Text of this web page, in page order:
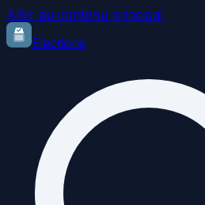
Aller au contenu principal
Elections